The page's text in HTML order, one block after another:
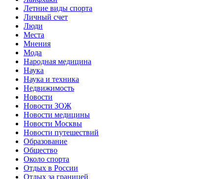
Летние виды спорта
Личный счет
Люди
Места
Мнения
Мода
Народная медицина
Наука
Наука и техника
Недвижимость
Новости
Новости ЗОЖ
Новости медицины
Новости Москвы
Новости путешествий
Образование
Общество
Около спорта
Отдых в России
Отдых за границей